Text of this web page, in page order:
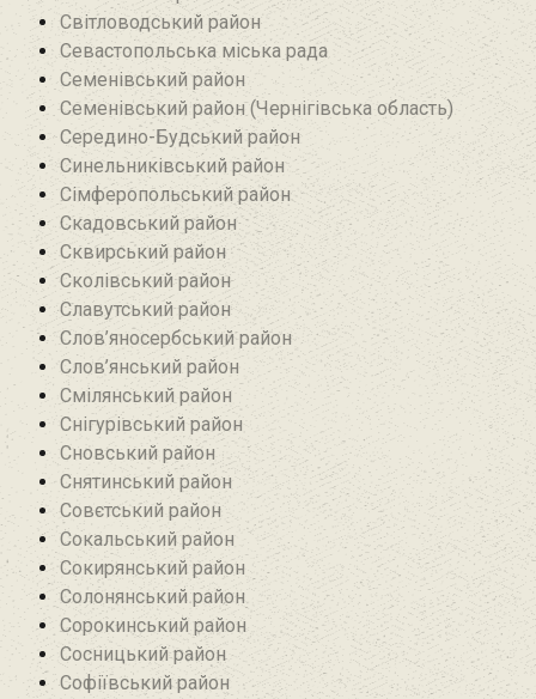
Світловодський район
Севастопольська міська рада
Семенівський район
Семенівський район (Чернігівська область)
Середино-Будський район
Синельниківський район
Сімферопольський район
Скадовський район
Сквирський район
Сколівський район
Славутський район
Слов’яносербський район
Слов’янський район
Смілянський район
Снігурівський район‎
Сновський район
Снятинський район
Совєтський район
Сокальський район
Сокирянський район
Солонянський район
Сорокинський район
Сосницький район
Софіївський район